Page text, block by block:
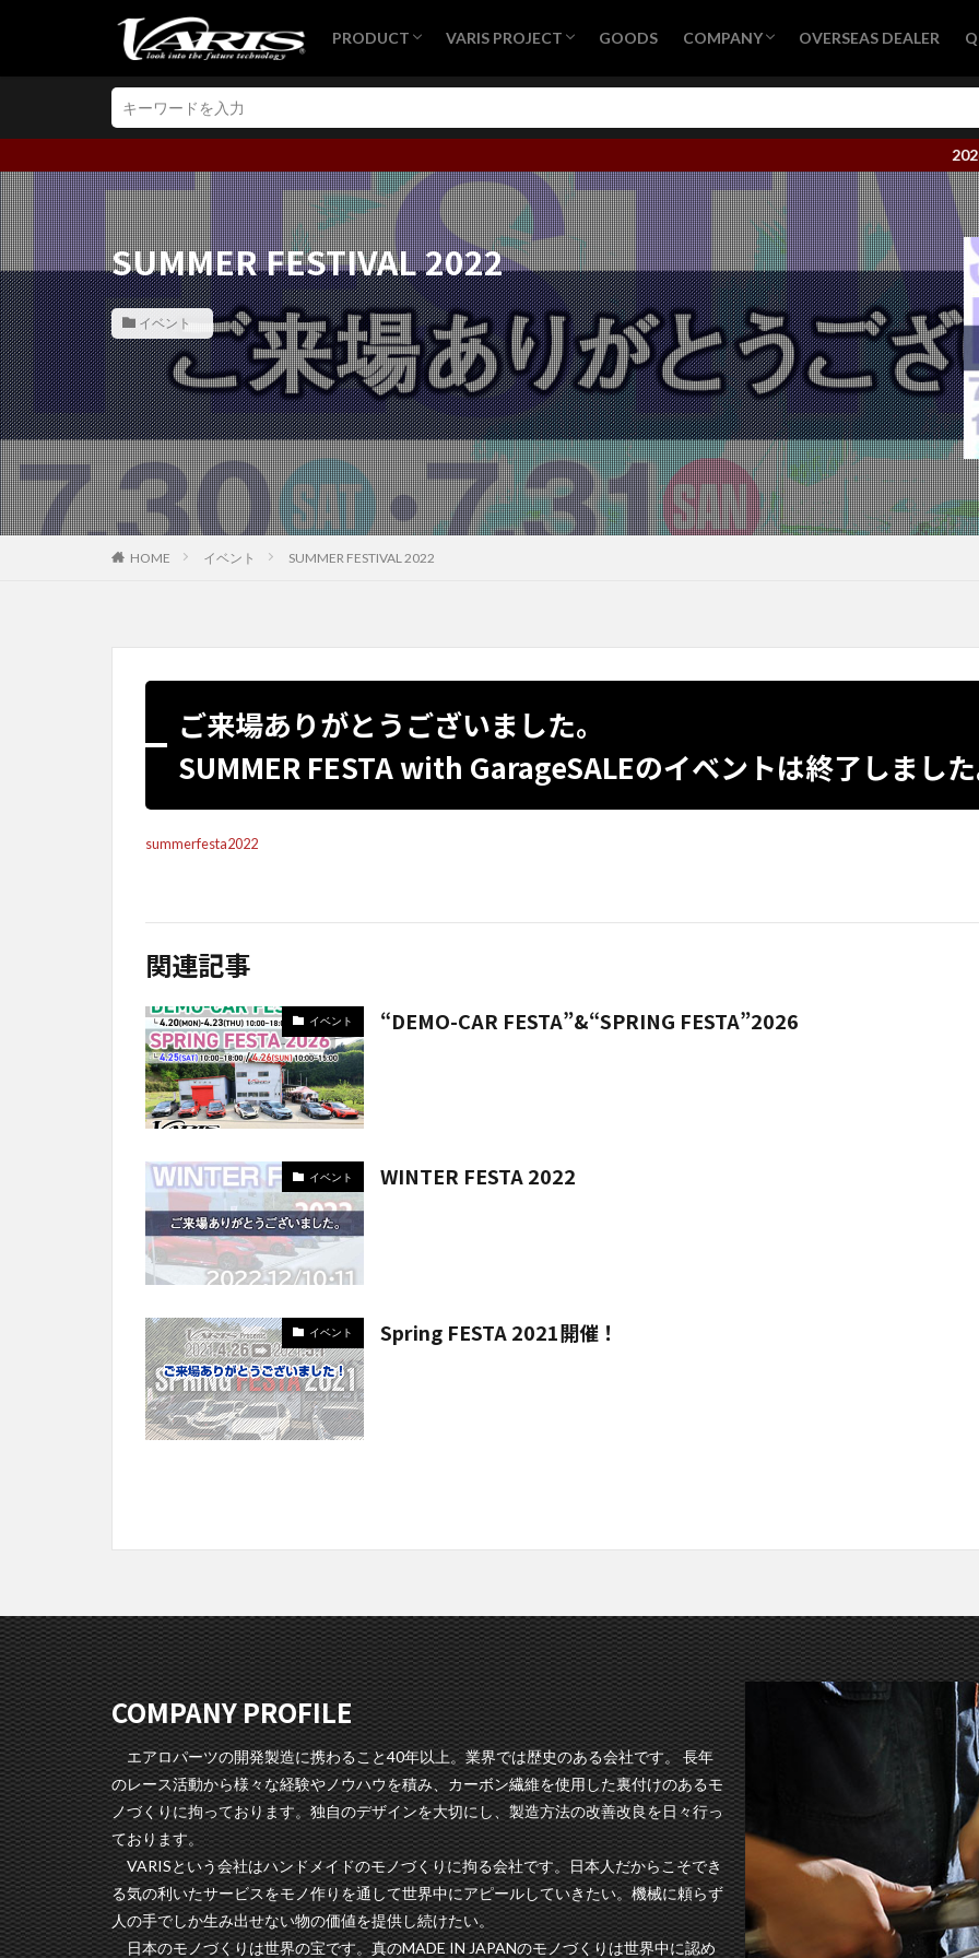
PRODUCT
MITSUBISHI
SUBARU
TOYOTA
LEXUS
HONDA
NISSAN
MAZDA
SUZUKI
VOLKSWAGEN
MERCEDES
BMW
GT-WING
VARIS PROJECT
BRAND CONCEPT
VARIS PROJECT – SUPER GT
VARIS PROJECT – SUPER耐久
VARIS PROJECT – Time Attack Machine
レース結果2026
GOODS COMPANY
会社概要
営業日カレンダー
プライバシーポリシー
採用情報
OVERSEAS DEALER
2026年1月9
SUMMER FESTIVAL 2022
イベント
HOME イベント SUMMER FESTIVAL 2022
ご来場ありがとうございました。
SUMMER FESTA with GarageSALEのイベントは終了しまし
summerfesta2022
関連記事
イベント “DEMO-CAR FESTA”&“SPRING FESTA”2026
イベント WINTER FESTA 2022
イベント Spring FESTA 2021開催！
COMPANY PROFILE
エアロパーツの開発製造に携わること40年以上。業界では歴史のある会社です。 長年
のレース活動から様々な経験やノウハウを積み、カーボン繊維を使用した裏付けのあるモ
ノづくりに拘っております。独自のデザインを大切にし、製造方法の改善改良を日々行っ
ております。
VARISという会社はハンドメイドのモノづくりに拘る会社です。日本人だからこそでき
る気の利いたサービスをモノ作りを通して世界中にアピールしていきたい。機械に頼らず
人の手でしか生み出せない物の価値を提供し続けたい。
日本のモノづくりは世界の宝です。真のMADE IN JAPANのモノづくりは世界中に認め